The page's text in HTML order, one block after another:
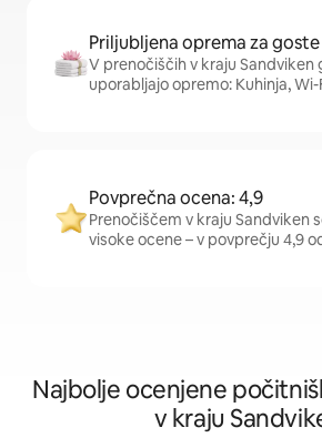
Priljubljena oprema za goste
V prenočiščih v kraju Sandviken
uporabljajo opremo: Kuhinja, Wi-
Povprečna ocena: 4,9
Prenočiščem v kraju Sandviken
visoke ocene – v povprečju 4,9
Najbolje ocenjene
v kraju